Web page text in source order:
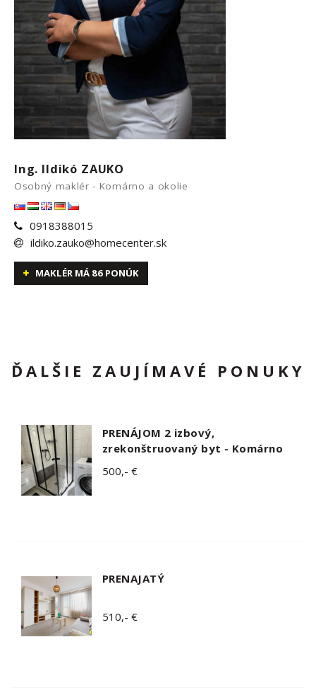
Ing. Ildikó ZAUKO
Osobný maklér - Komárno a okolie
0918388015
ildiko.zauko@homecenter.sk
MAKLÉR MÁ 86 PONÚK
ĎALŠIE ZAUJÍMAVÉ PONUKY
PRENÁJOM 2 izbový,
zrekonštruovaný byt - Komárno
500,- €
PRENAJATÝ
510,- €